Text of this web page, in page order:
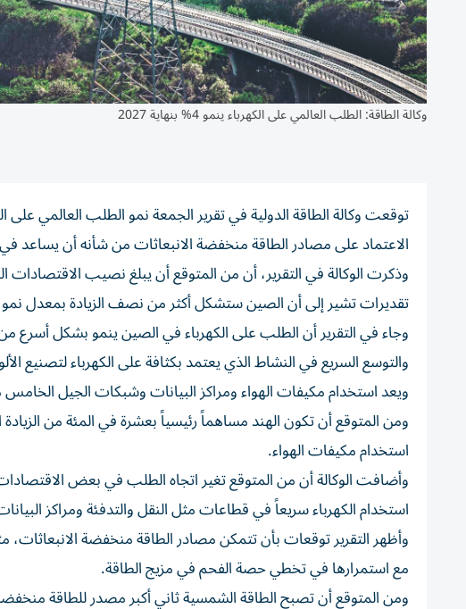
وكالة الطاقة: الطلب العالمي على الكهرباء ينمو 4% بنهاية 2027
الاعتماد على مصادر الطاقة منخفضة الانبعاثات من شأنه أن يساعد
تقديرات تشير إلى أن الصين ستشكل أكثر من نصف الزيادة بمعدل نمو
والتوسع السريع في النشاط الذي يعتمد بكثافة على الكهرباء لتصنيع
ويعد استخدام مكيفات الهواء ومراكز البيانات وشبكات الجيل
ومن المتوقع أن تكون الهند مساهماً رئيسياً بعشرة في المئة من
استخدام مكيفات الهواء.
وأضافت الوكالة أن من المتوقع تغير اتجاه الطلب في بعض
استخدام الكهرباء سريعاً في قطاعات مثل النقل والتدفئة ومراكز
وأظهر التقرير توقعات بأن تتمكن مصادر الطاقة منخفضة الانبعاثات،
مع استمرارها في تخطي حصة الفحم في مزيج الطاقة.